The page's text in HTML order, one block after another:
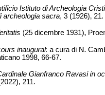
Istituto di Archeologia
archeologia sacra, 3 (1926), 21.
(25 dicembre 1931),
inaugural: a cura di N.
1998, 66-67.
Gianfranco Ravasi in
211.